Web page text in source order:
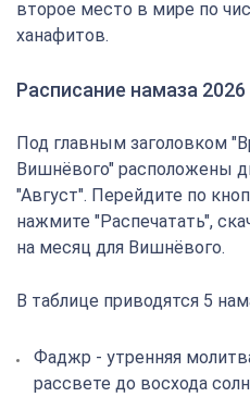
второе место в мире по
ханафитов.
Расписание намаза
Под главным заголовком
Вишнёвого" расположены
"Август". Перейдите по
нажмите "Распечатать",
на месяц для Вишнёвого.
В таблице приводятся 5
Фаджр - утренняя
рассвете до восхода